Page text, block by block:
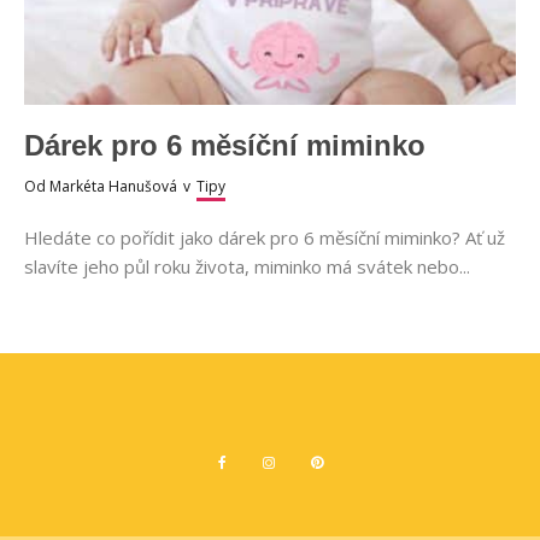
Dárek pro 6 měsíční miminko
Od Markéta Hanušová v Tipy
Hledáte co pořídit jako dárek pro 6 měsíční miminko? Ať už
slavíte jeho půl roku života, miminko má svátek nebo...